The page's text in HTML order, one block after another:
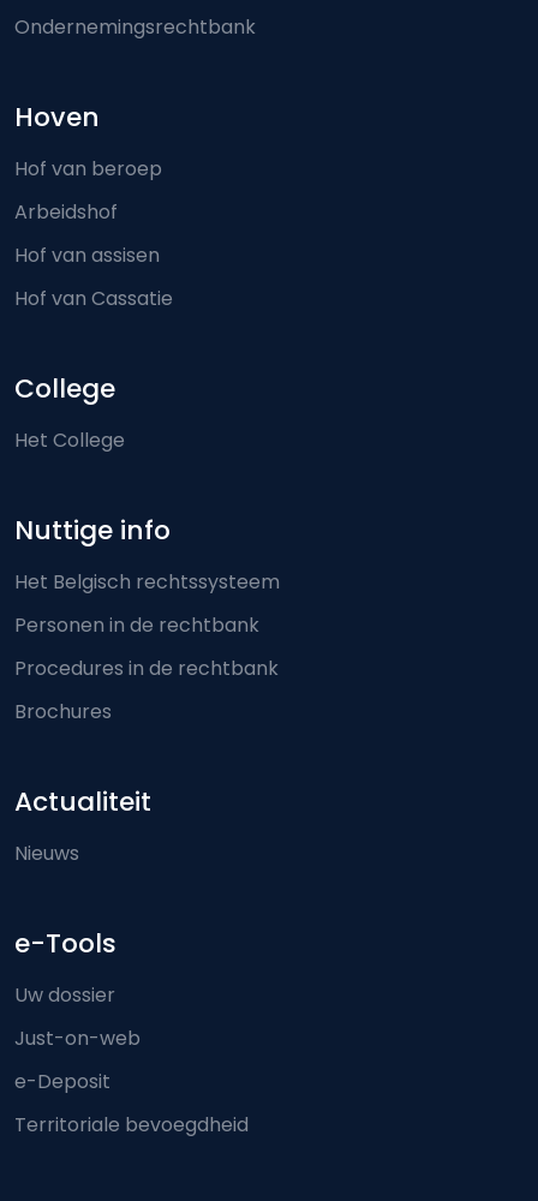
Ondernemingsrechtbank
Hoven
Hof van beroep
Arbeidshof
Hof van assisen
Hof van Cassatie
College
Het College
Nuttige info
Het Belgisch rechtssysteem
Personen in de rechtbank
Procedures in de rechtbank
Brochures
Actualiteit
Nieuws
e-Tools
Uw dossier
Just-on-web
e-Deposit
Territoriale bevoegdheid